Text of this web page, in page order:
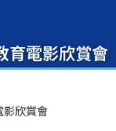
育電影欣賞會
欣賞會